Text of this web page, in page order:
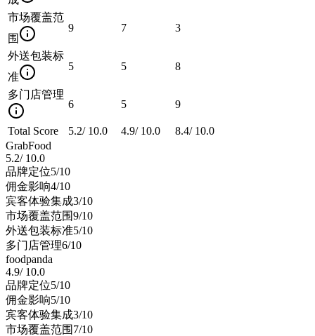
市场覆盖范
围
9 7 3
外送包装标
准
5 5 8
多门店管理
6
5 9
Total Score 5.2/ 10.0 4.9/ 10.0 8.4/ 10.0
GrabFood
5.2/ 10.0
品牌定位5/10
佣金影响4/10
宾客体验集成3/10
市场覆盖范围9/10
外送包装标准5/10
多门店管理6/10
foodpanda
4.9/ 10.0
品牌定位5/10
佣金影响5/10
宾客体验集成3/10
市场覆盖范围 7/10